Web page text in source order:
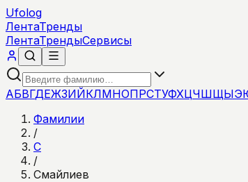
Ufolog
ЛентаТренды
ЛентаТрендыСервисы
АБВГДЕЖЗИЙКЛМНОПРСТУФХЦЧШЩЫЭ
Фамилии
/
С
/
Смайлиев